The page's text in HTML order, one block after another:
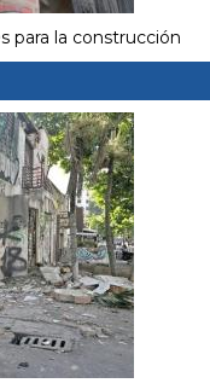
para la construcción